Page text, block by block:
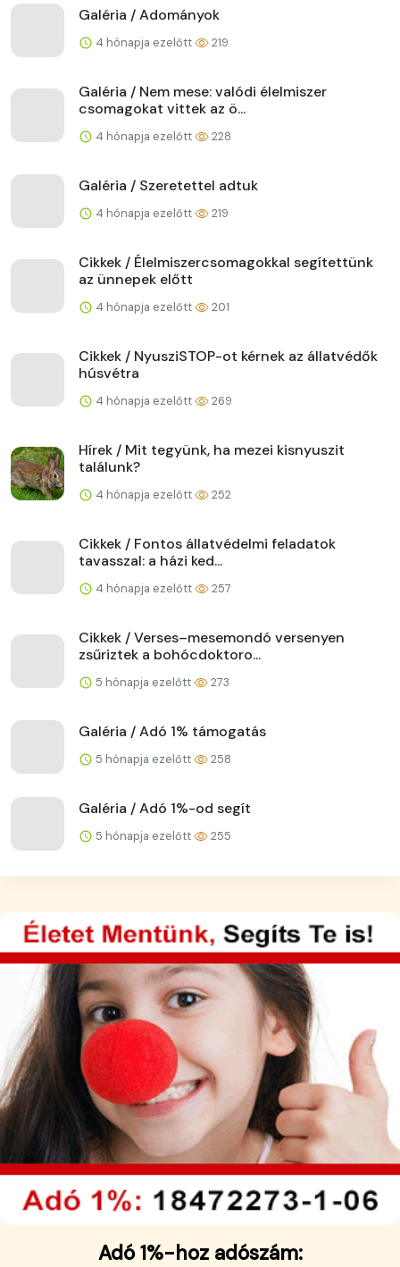
Galéria / Adományok
4 hónapja ezelőtt 219
Galéria / Nem mese: valódi élelmiszer
csomagokat vittek az ö...
4 hónapja ezelőtt 228
Galéria / Szeretettel adtuk
4 hónapja ezelőtt 219
Cikkek / Élelmiszercsomagokkal segítettünk
az ünnepek előtt
4 hónapja ezelőtt 201
Cikkek / NyusziSTOP-ot kérnek az állatvédők
húsvétra
4 hónapja ezelőtt 269
Hírek / Mit tegyünk, ha mezei kisnyuszit
találunk?
4 hónapja ezelőtt 252
Cikkek / Fontos állatvédelmi feladatok
tavasszal: a házi ked...
4 hónapja ezelőtt 257
Cikkek / Verses–mesemondó versenyen
zsűriztek a bohócdoktoro...
5 hónapja ezelőtt 273
Galéria / Adó 1% támogatás
5 hónapja ezelőtt 258
Galéria / Adó 1%-od segít
5 hónapja ezelőtt 255
Adó 1%-hoz adószám: